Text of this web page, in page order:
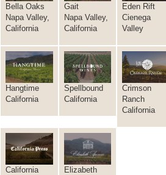
Bella Oaks
Napa Valley,
California
Gait
Napa Valley,
California
Eden Rift
Cienega
Valley
Hangtime
California
Spellbound
California
Crimson
Ranch
California
California
Elizabeth